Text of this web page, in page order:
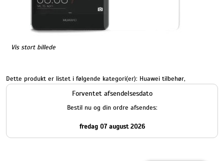
Vis stort billede
Dette produkt er listet i følgende kategori(er): Huawei tilbehør,
Forventet afsendelsesdato
Bestil nu og din ordre afsendes:
fredag 07 august 2026